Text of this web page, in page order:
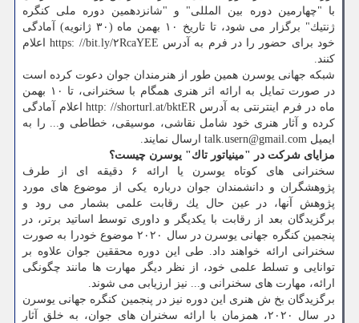
با "چهارمین دوره بین المللی" و "شانزدهمین دوره ملی كنگره
ژنتیك" برگزار می شود، تا تاریخ ۱۰ بهمن ماه (۳۰ ژانویه) آمادگی
خود برای حضور را در فرم به آدرس https: //bit.ly/۲RcaYEE اعلام
كنند.
شبكه جهانی یوسرن همین طور از هنرمندان جوان دعوت كرده است
در صورت تمایل به ارائه اثر هنری همگام با سخنرانی، تا ۱۰ بهمن
ماه در فرم اینترنتی به آدرس http: //shorturl.at/bktER اعلام آمادگی
كرده و آثار هنری خود شامل نقاشی، موسیقی، خطاطی و... را به
ایمیل talk.usern@gmail.com ارسال نمایند.
مزایای شركت در "مینیاتور تاك" یوسرن چیست؟
سخنرانی های كوتاه یوسرن یا ارائه ۶ دقیقه ای از طرف
پژوهشگران و دانشمندان جوان درباره یكی از موضوع های مورد
پژوهش آنها، در عین حال یك رقابت علمی بشمار می رود و
برگزیدگان بعد از رقابت با یكدیگر و داوری توسط اساتید برتر، در
پنجمین كنگره جهانی یوسرن در سال ۲۰۲۰ موضوع خودرا به صورت
سخنرانی ارائه خواهند داد. طی این دوره محققین جوان علاوه بر
توانایی و تسلط علمی خود، از نظر دیگر مهارت ها مانند چگونگی
ارائه، مهارت های سخنرانی و... نیز ارزیابی می شوند.
برگزیدگان بخ ش هنری این دوره نیز در پنجمین كنگره جهانی یوسرن
در سال ۲۰۲۰، همزمان با ارائه سخنران های جوان، به خلق آثار